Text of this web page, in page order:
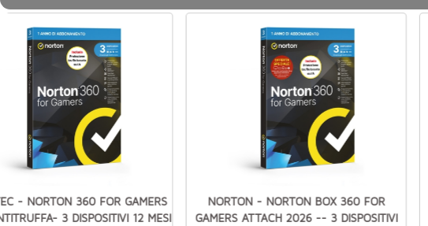
NORTON - NORTON BOX 360 FOR
GAMERS ATTACH 2026 -- 3 DISPOSITIVI
- NORTON 360 FOR GAMERS
3 DISPOSITIVI 12 MESI